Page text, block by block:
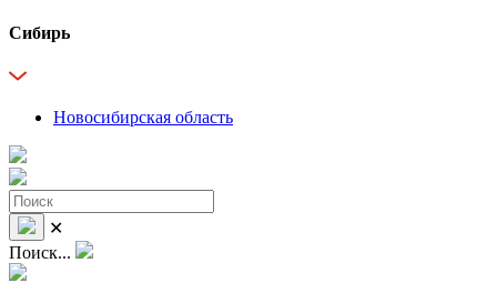
Сибирь
Новосибирская область
✕
Поиск...